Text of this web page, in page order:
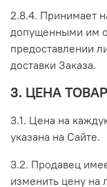
2.8.4. Принимает
допущенными им
предоставлении
доставки Заказа.
3. ЦЕНА
3.1. Цена на
указана на Сайте.
3.2. Продавец
изменить цену